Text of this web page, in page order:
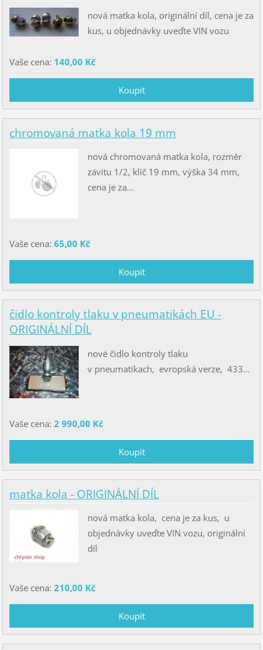
nová matka kola, originální díl, cena je za
kus, u objednávky uveďte VIN vozu
Vaše cena: 140,00 Kč
chromovaná matka kola 19 mm
nová chromovaná matka kola, rozměr
závitu 1/2, klíč 19 mm, výška 34 mm,
cena je za...
Vaše cena: 65,00 Kč
čidlo kontroly tlaku v pneumatikách EU -
ORIGINÁLNÍ DÍL
nové čidlo kontroly tlaku
v pneumatikach, evropská verze, 433...
Vaše cena: 2 990,00 Kč
matka kola - ORIGINÁLNÍ DÍL
nová matka kola, cena je za kus, u
objednávky uveďte VIN vozu, originální
díl
Vaše cena: 210,00 Kč